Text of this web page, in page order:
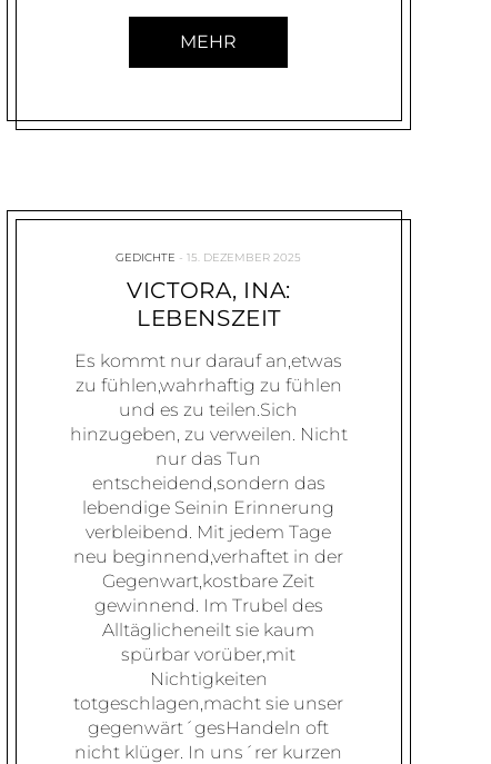
MEHR
GEDICHTE 15. DEZEMBER 2025
VICTORA, INA:
LEBENSZEIT
Es kommt nur darauf an,etwas
zu fühlen,wahrhaftig zu fühlen
und es zu teilen.Sich
hinzugeben, zu verweilen. Nicht
nur das Tun
entscheidend,sondern das
lebendige Seinin Erinnerung
verbleibend. Mit jedem Tage
neu beginnend,verhaftet in der
Gegenwart,kostbare Zeit
gewinnend. Im Trubel des
Alltäglicheneilt sie kaum
spürbar vorüber,mit
Nichtigkeiten
totgeschlagen,macht sie unser
gegenwärt´gesHandeln oft
nicht klüger. In uns´rer kurzen